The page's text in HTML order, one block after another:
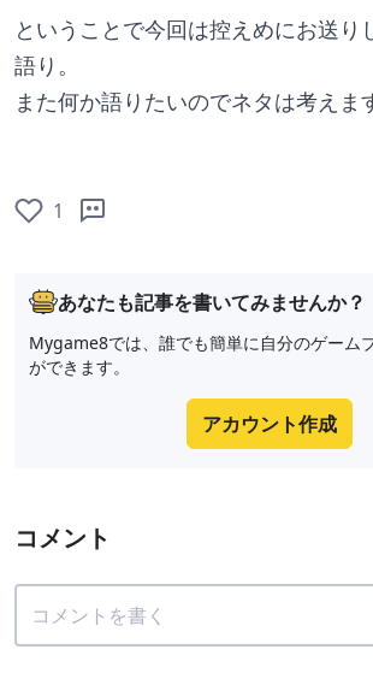
ということで今回は控えめにお送り
語り。
また何か語りたいのでネタは考えま
1
あなたも記事を書いてみませんか？
Mygame8では、誰でも簡単に自分のゲーム
ができます。
アカウント作成
コメント